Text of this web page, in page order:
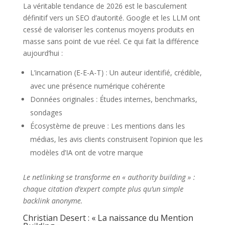
La véritable tendance de 2026 est le basculement
définitif vers un SEO d’autorité. Google et les LLM ont
cessé de valoriser les contenus moyens produits en
masse sans point de vue réel. Ce qui fait la différence
aujourd’hui :
L’incarnation (E-E-A-T) : Un auteur identifié, crédible,
avec une présence numérique cohérente
Données originales : Études internes, benchmarks,
sondages
Écosystème de preuve : Les mentions dans les
médias, les avis clients construisent l’opinion que les
modèles d’IA ont de votre marque
Le netlinking se transforme en « authority building » :
chaque citation d’expert compte plus qu’un simple
backlink anonyme.
Christian Desert : « La naissance du Mention